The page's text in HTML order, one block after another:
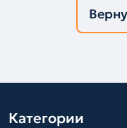
Категории